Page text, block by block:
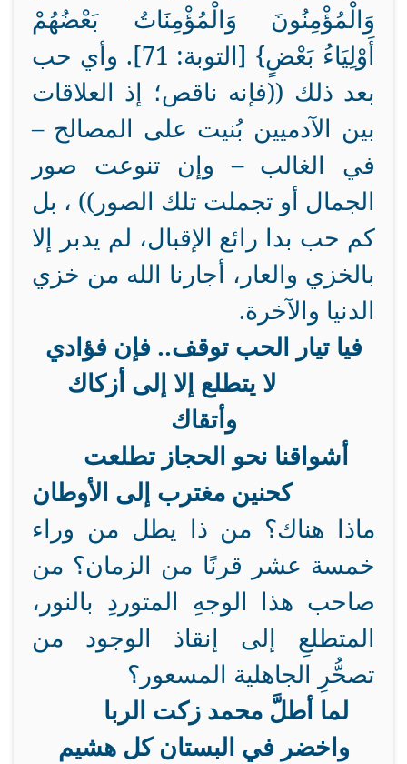
وَالْمُؤْمِنُونَ وَالْمُؤْمِنَاتُ بَعْضُهُمْ
أَوْلِيَاءُ بَعْضٍ} [التوبة: 71]. وأي حب
بعد ذلك ((فإنه ناقص؛ إذ العلاقات
بين الآدميين بُنيت على المصالح –
في الغالب – وإن تنوعت صور
الجمال أو تجملت تلك الصور)) ، بل
كم حب بدا رائع الإقبال، لم يدبر إلا
بالخزي والعار، أجارنا الله من خزي
الدنيا والآخرة.
فيا تيار الحب توقف.. فإن فؤادي
لا يتطلع إلا إلى أزكاك
وأتقاك
أشواقنا نحو الحجاز تطلعت
كحنين مغترب إلى الأوطان
ماذا هناك؟ من ذا يطل من وراء
خمسة عشر قرنًا من الزمان؟ من
صاحب هذا الوجهِ المتوردِ بالنور،
المتطلعِ إلى إنقاذ الوجود من
تصحُّرِ الجاهلية المسعور؟
لما أطلَّ محمد زكت الربا
واخضر في البستان كل هشيم